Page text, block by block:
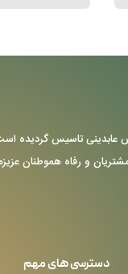
در سال 1355 توسط حاج عباس
و رفاه هموطنان
دسترسی های مهم